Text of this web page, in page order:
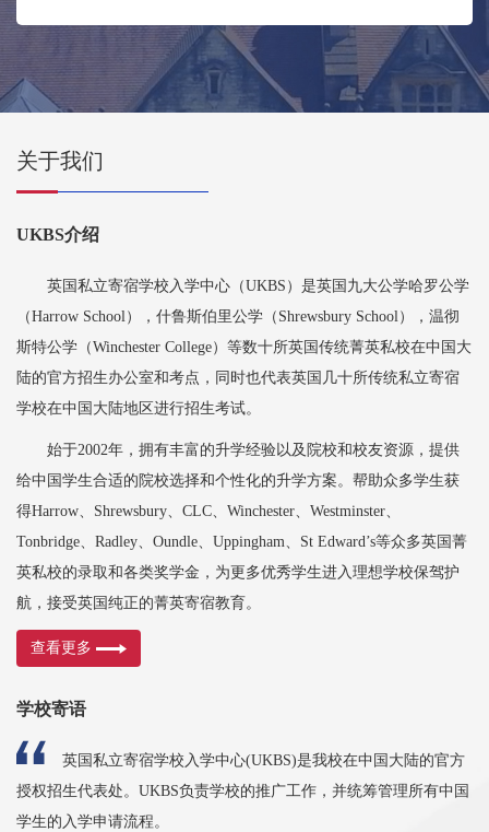
关于我们
UKBS介绍
英国私立寄宿学校入学中心（UKBS）是英国九大公学哈罗公学
（Harrow School），什鲁斯伯里公学（Shrewsbury School），温彻
斯特公学（Winchester College）等数十所英国传统菁英私校在中国大
陆的官方招生办公室和考点，同时也代表英国几十所传统私立寄宿
学校在中国大陆地区进行招生考试。
始于2002年，拥有丰富的升学经验以及院校和校友资源，提供
给中国学生合适的院校选择和个性化的升学方案。帮助众多学生获
得Harrow、Shrewsbury、CLC、Winchester、Westminster、
Tonbridge、Radley、Oundle、Uppingham、St Edward’s等众多英国菁
英私校的录取和各类奖学金，为更多优秀学生进入理想学校保驾护
航，接受英国纯正的菁英寄宿教育。
查看更多
学校寄语
英国私立寄宿学校入学中心(UKBS)是我校在中国大陆的官方
授权招生代表处。UKBS负责学校的推广工作，并统筹管理所有中国
学生的入学申请流程。